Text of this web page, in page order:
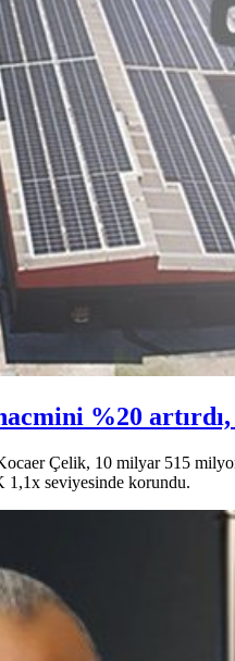
%20
Çelik, 10 milyar 515
1,1x seviyesinde korundu.